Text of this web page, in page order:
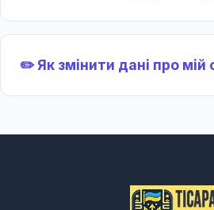
✏️ Як змінити дані про мій